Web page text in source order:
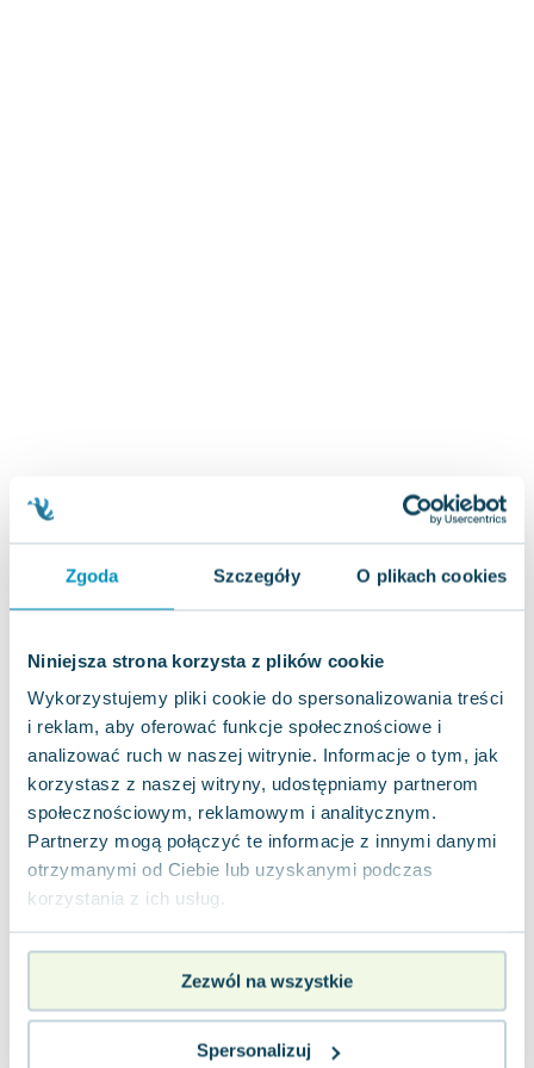
Zgoda Szczegóły O plikach cookies
Niniejsza strona korzysta z plików cookie
Wykorzystujemy pliki cookie do spersonalizowania treści
i reklam, aby oferować funkcje społecznościowe i
analizować ruch w naszej witrynie. Informacje o tym, jak
korzystasz z naszej witryny, udostępniamy partnerom
społecznościowym, reklamowym i analitycznym.
Partnerzy mogą połączyć te informacje z innymi danymi
otrzymanymi od Ciebie lub uzyskanymi podczas
korzystania z ich usług.
Zezwól na wszystkie
Spersonalizuj
Jarosław Iwaszkiewicz
Joseph Murphy
Jan Sztaudynger
Aleksander Puszkin
Małgorzata Ohme
Maddie Ziegler
Leszek Czarnecki
Joanna Racewicz
Maria Seweryn
Eric Helms
Anna Prus (oprac.)
Agnieszka Maciąg
Barbara Wrzesińska
Terry Pratchett